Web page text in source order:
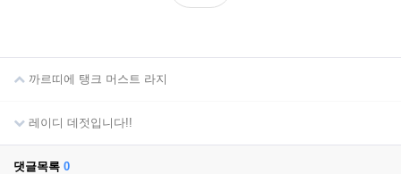
까르띠에 탱크 머스트 라지
레이디 데젓입니다!!
댓글목록 0